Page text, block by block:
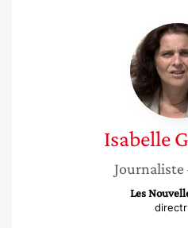
Isabelle
Journaliste
Les